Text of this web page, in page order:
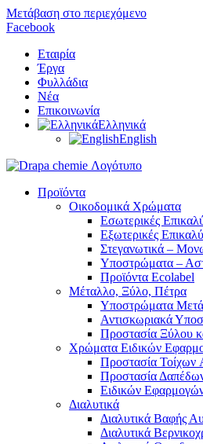
Μετάβαση στο περιεχόμενο
Facebook
Εταιρία
Έργα
Φυλλάδια
Nέα
Επικοινωνία
Ελληνικά
English
Προϊόντα
Οικοδομικά Χρώματα
Εσωτερικές
Εξωτερικές
Στεγανωτικά –
Υποστρώματα –
Προϊόντα Ecolabel
Μέταλλο, Ξύλο, Πέτρα
Υποστρώματα
Αντισκωριακά
Προστασία Ξύλου
Χρώματα Ειδικών
Προστασία
Προστασία
Ειδικών
Διαλυτικά
Διαλυτικά Βαφής
Διαλυτικά